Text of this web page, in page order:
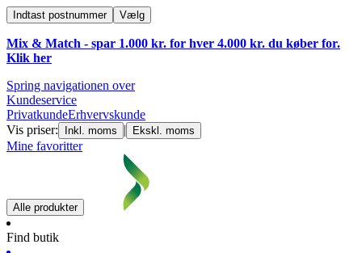
Indtast postnummer Vælg
Mix & Match - spar 1.000 kr. for hver 4.000 kr. du køber for.
Klik her
Spring navigationen over
Kundeservice
PrivatkundeErhvervskunde
Vis priser:
Inkl. moms | Ekskl. moms
Mine favoritter
Alle produkter
Find butik